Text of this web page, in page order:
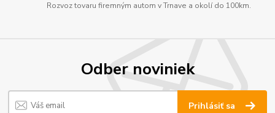
Rozvoz tovaru firemným autom v Trnave a okolí do 100km.
Odber noviniek
Prihlásiť sa